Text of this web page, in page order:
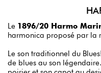
Le 1896/20 Harmo
harmonica proposé par la
Le son traditionnel du
de blues au son